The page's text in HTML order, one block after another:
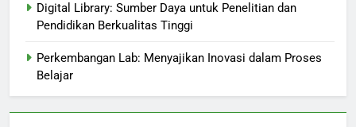
Digital Library: Sumber Daya untuk Penelitian dan
Pendidikan Berkualitas Tinggi
Perkembangan Lab: Menyajikan Inovasi dalam Proses
Belajar